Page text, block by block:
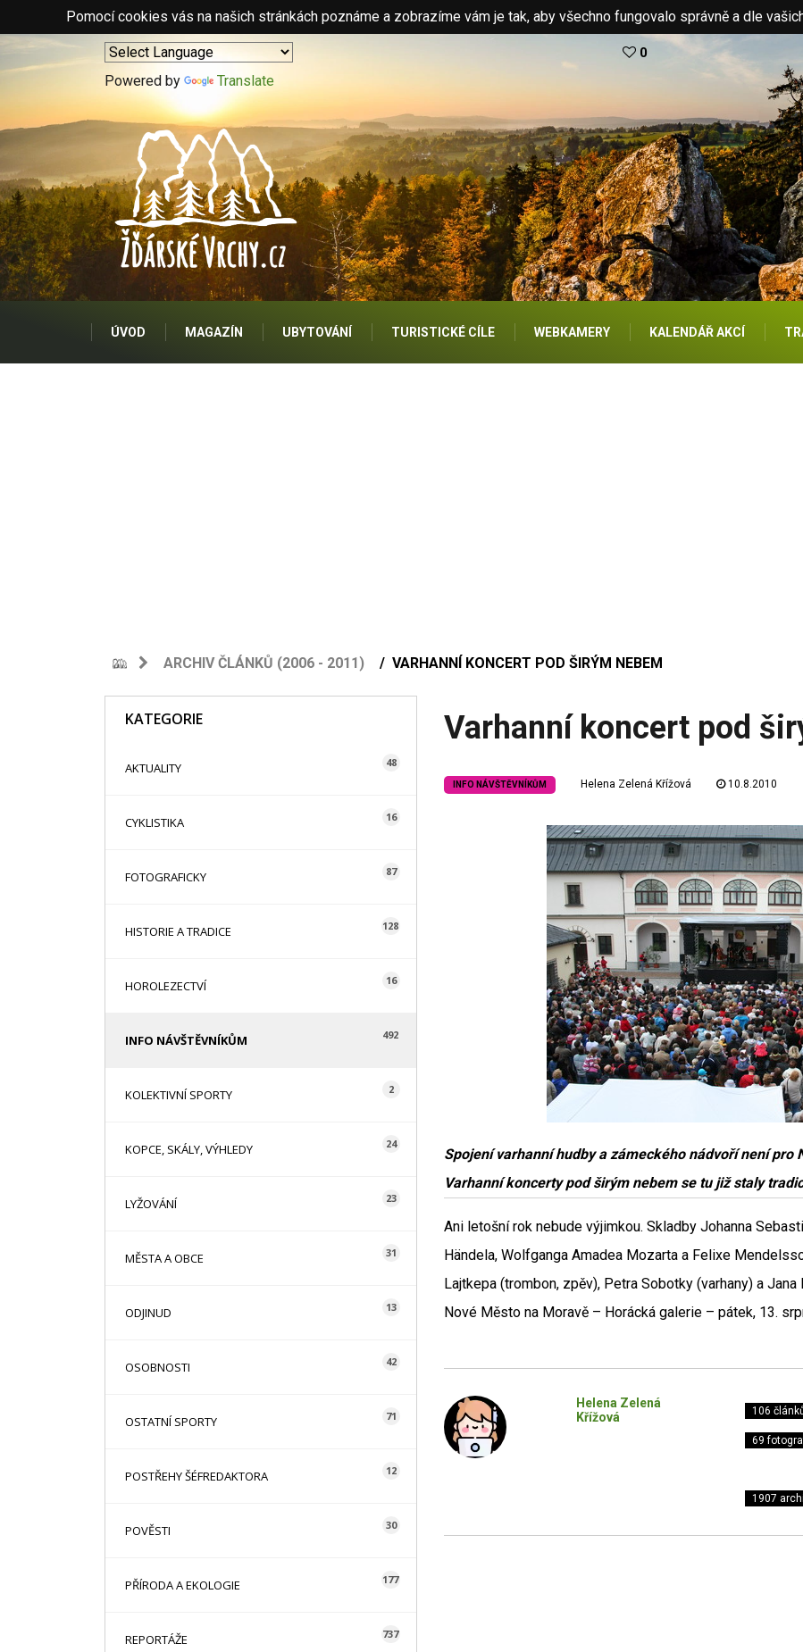
Pomocí cookies vás na našich stránkách poznáme a zobrazíme vám je tak, aby všechno fungovalo správně a dle
Powered by Translate
0
ÚVOD MAGAZÍN UBYTOVÁNÍ TURISTICKÉ CÍLE WEBKAMERY KALENDÁŘ AKCÍ
ARCHIV ČLÁNKŮ (2006 - 2011) VARHANNÍ KONCERT POD ŠIRÝM NEBEM
KATEGORIE
AKTUALITY 48
CYKLISTIKA 16
FOTOGRAFICKY 87
HISTORIE A TRADICE 128
HOROLEZECTVÍ 16
INFO NÁVŠTĚVNÍKŮM 492
KOLEKTIVNÍ SPORTY 2
KOPCE, SKÁLY, VÝHLEDY 24
LYŽOVÁNÍ 23
MĚSTA A OBCE 31
ODJINUD 13
OSOBNOSTI 42
OSTATNÍ SPORTY 71
POSTŘEHY ŠÉFREDAKTORA 12
POVĚSTI 30
PŘÍRODA A EKOLOGIE 177
REPORTÁŽE 737
Varhanní koncert pod
INFO NÁVŠTĚVNÍKŮM Helena Zelená Křížová 10.8.2010
Spojení varhanní hudby a zámeckého nádvoří není pro
Varhanní koncerty pod širým nebem se tu již staly
Ani letošní rok nebude výjimkou. Skladby Johanna
Händela, Wolfganga Amadea Mozarta a Felixe
Lajtkepa (trombon, zpěv), Petra Sobotky (varhany) a Jana
Nové Město na Moravě – Horácká galerie – pátek, 13.
Helena Zelená
Křížová
106
69
1907